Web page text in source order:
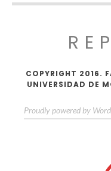
COPYRIGHT 2016.
UNIVERSIDAD DE
Proudly powered by